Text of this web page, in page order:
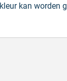
kan worden